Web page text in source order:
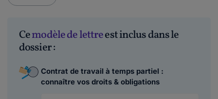
Cemodèle de lettreest inclus dans le
dossier :
Contrat de travail à temps partiel :
connaître vos droits & obligations